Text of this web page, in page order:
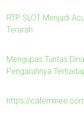
RTP SLOT Menjadi
Terarah
Mengupas Tuntas
Pengaruhnya
https://